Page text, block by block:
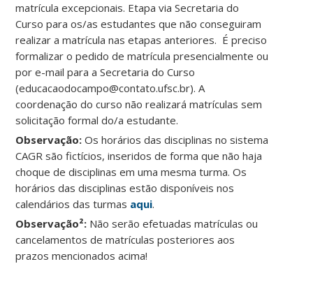
matrícula excepcionais. Etapa via Secretaria do
Curso para os/as estudantes que não conseguiram
realizar a matrícula nas etapas anteriores. É preciso
formalizar o pedido de matrícula presencialmente ou
por e-mail para a Secretaria do Curso
(educacaodocampo@contato.ufsc.br). A
coordenação do curso não realizará matrículas sem
solicitação formal do/a estudante.
Observação: Os horários das disciplinas no sistema
CAGR são fictícios, inseridos de forma que não haja
choque de disciplinas em uma mesma turma. Os
horários das disciplinas estão disponíveis nos
calendários das turmas aqui.
Observação²: Não serão efetuadas matrículas ou
cancelamentos de matrículas posteriores aos
prazos mencionados acima!